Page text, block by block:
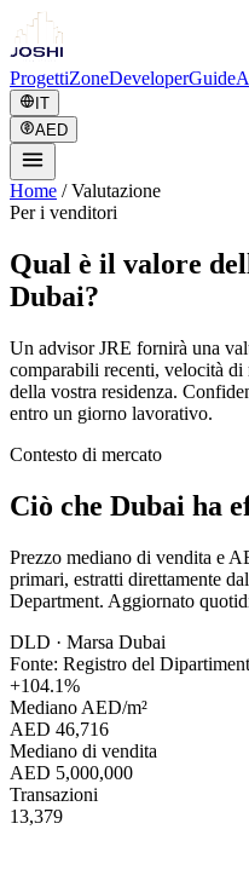
ProgettiZoneDeveloperGuide
IT
AED
Home /Valutazione
Per i venditori
Qual è il valore
Dubai?
Un advisor JRE fornirà una
comparabili recenti, velocità
della vostra residenza.
entro un giorno lavorativo.
Contesto di mercato
Ciò che Dubai ha
Prezzo mediano di vendita e
primari, estratti direttamente
Department. Aggiornato
DLD · Marsa Dubai
Fonte: Registro del
+104.1%
Mediano AED/m²
AED 46,716
Mediano di vendita
AED 5,000,000
Transazioni
13,379